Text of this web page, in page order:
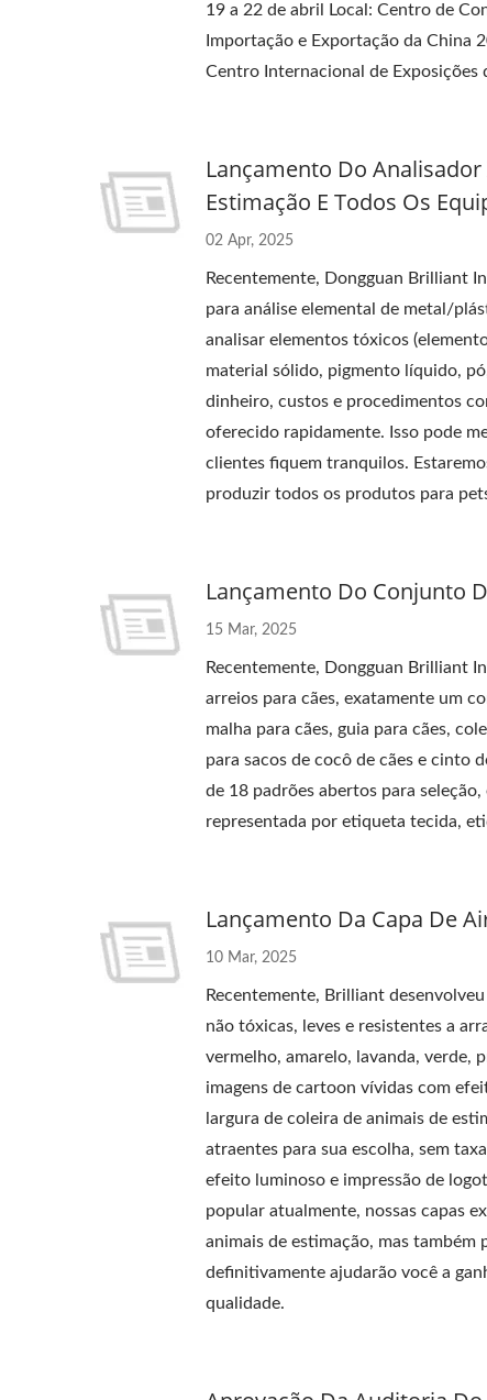
19 a 22 de abril Local: Centro de
Importação e Exportação da China
Centro Internacional de
Lançamento Do
Estimação E Todos Os
02 Apr, 2025
Recentemente, Dongguan Brilliant
para análise elemental de metal/
analisar elementos tóxicos
material sólido, pigmento líquido,
dinheiro, custos e procedimentos
oferecido rapidamente. Isso pode
clientes fiquem tranquilos.
produzir todos os produtos para
Lançamento Do Conjunto
15 Mar, 2025
Recentemente, Dongguan Brilliant
arreios para cães, exatamente um
malha para cães, guia para cães,
para sacos de cocô de cães e cinto
de 18 padrões abertos para
representada por etiqueta tecida,
Lançamento Da Capa De
10 Mar, 2025
Recentemente, Brilliant
não tóxicas, leves e resistentes a
vermelho, amarelo, lavanda, verde,
imagens de cartoon vívidas com
largura de coleira de animais de
atraentes para sua escolha, sem
efeito luminoso e impressão de
popular atualmente, nossas capas
animais de estimação, mas também
definitivamente ajudarão você a
qualidade.